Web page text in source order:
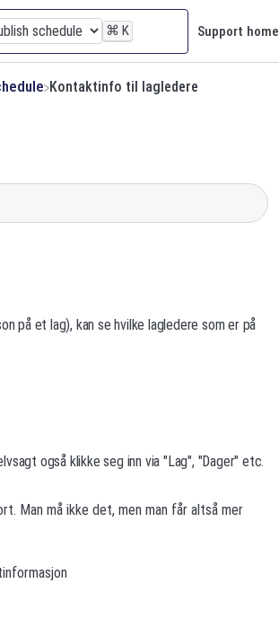
⌘ K Support home
Kontaktinfo til lagledere
på et lag), kan se hvilke lagledere som er på
også klikke seg inn via "Lag", "Dager" etc.
Man må ikke det, men man får altså mer